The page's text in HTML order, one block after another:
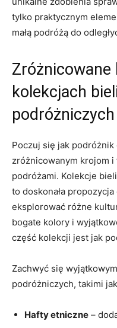
tylko praktycznym
małą‌ podróżą do
kolekcjach
‌podróżniczych
Poczuj się jak
zróżnicowanym krojom
podróżami. Kolekcje
to doskonała
eksplorować różne
bogate kolory ‍i
część kolekcji jest jak
Zachwyć ⁣się⁤
podróżniczych,‍ takimi
Hafty etniczne –